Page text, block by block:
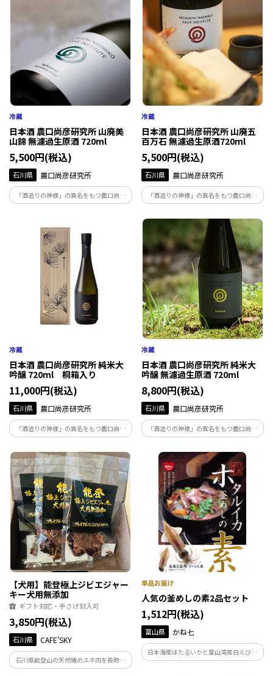
妙な吾味のバランスが整った味わいです。
日本酒 農口尚彦研究所 山廃美
山錦 無濾過生原酒 720ml
5,500円(税込)
石川県 農口尚彦研究所
「酒造りの神様」の異名をもつ農口尚彦
によって醸された酒は、人生を捧げ、磨き
山の雪解け水で仕込む無濾過生原酒は絶
妙な吾味のバランスが整った味わいです。
日本酒 農口尚彦研究所 山廃五
百万石 無濾過生原酒720ml
5,500円(税込)
石川県 農口尚彦研究所
「酒造りの神様」の異名をもつ農口尚彦
によって醸された酒は、人生を捧げ、磨き
上げた味。地下93ｍから湧き出る霊峰白
山の雪解け水で仕込む無濾過生原酒は絶
妙な吾味のバランスが整った味わいです。
日本酒 農口尚彦研究所 純米大
吟醸 720ml 桐箱入り
11,000円(税込)
石川県 農口尚彦研究所
「酒造りの神様」の異名をもつ農口尚彦
によって醸された酒は、人生を捧げ、磨き
上げた味。地下93ｍから湧き出る霊峰白
山の雪解け水で仕込む無濾過生原酒は絶
妙な吾味のバランスが整った味わいです。
日本酒 農口尚彦研究所 純米大
吟醸 無濾過生原酒 720ml
8,800円(税込)
石川県 農口尚彦研究所
「酒造りの神様」の異名をもつ農口尚彦
によって醸された酒は、人生を捧げ、磨き
上げた味。地下93ｍから湧き出る霊峰白
山の雪解け水で仕込む無濾過生原酒は絶
妙な吾味のバランスが整った味わいです。
【犬用】能登極上ジビエジャー
キー犬用無添加
ギフト対応・手さげ封入可
3,850円(税込)
石川県 CAFE’SKY
石川県能登山の天然猪のスネ肉を長時間
かけて熟成乾燥させて無添加ジャーキ
人気の釜めしの素2品セット
1,512円(税込)
富山県 かね七
日本海産ほたるいかと富山湾産白えびで
作った人気の釜めしの素セットです。 釜